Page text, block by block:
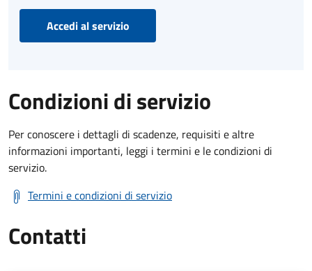
Accedi al servizio
Condizioni di servizio
Per conoscere i dettagli di scadenze, requisiti e altre
informazioni importanti, leggi i termini e le condizioni di
servizio.
Termini e condizioni di servizio
Contatti